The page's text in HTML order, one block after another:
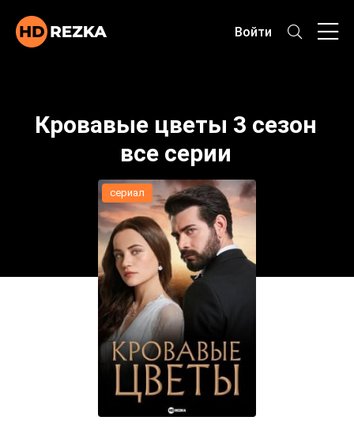
Войти
Кровавые цветы 3 сезон
все серии
сериал